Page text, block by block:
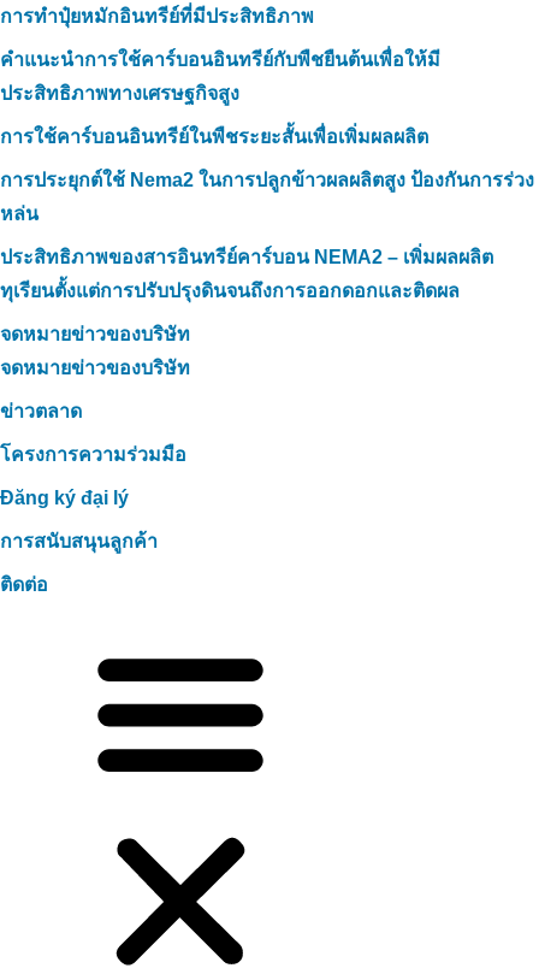
การทำปุ๋ยหมักอินทรีย์ที่มีประสิทธิภาพ
คำแนะนำการใช้คาร์บอนอินทรีย์กับพืชยืนต้นเพื่อให้มี
ประสิทธิภาพทางเศรษฐกิจสูง
การใช้คาร์บอนอินทรีย์ในพืชระยะสั้นเพื่อเพิ่มผลผลิต
การประยุกต์ใช้ Nema2 ในการปลูกข้าวผลผลิตสูง ป้องกันการร่วง
หล่น
ประสิทธิภาพของสารอินทรีย์คาร์บอน NEMA2 – เพิ่มผลผลิต
ทุเรียนตั้งแต่การปรับปรุงดินจนถึงการออกดอกและติดผล
จดหมายข่าวของบริษัท
จดหมายข่าวของบริษัท
ข่าวตลาด
โครงการความร่วมมือ
Đăng ký đại lý
การสนับสนุนลูกค้า
ติดต่อ